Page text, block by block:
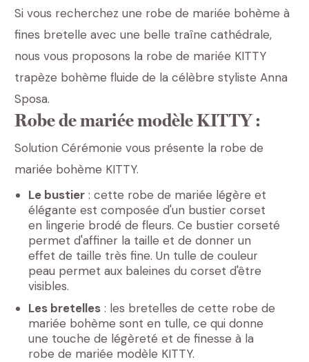
Si vous recherchez une robe de mariée bohème à
fines bretelle avec une belle traîne cathédrale,
nous vous proposons la robe de mariée KITTY
trapèze bohème fluide de la célèbre styliste Anna
Sposa.
Robe de mariée modèle KITTY :
Solution Cérémonie vous présente la robe de
mariée bohème KITTY.
Le bustier : cette robe de mariée légère et
élégante est composée d'un bustier corset
en lingerie brodé de fleurs. Ce bustier corseté
permet d'affiner la taille et de donner un
effet de taille très fine. Un tulle de couleur
peau permet aux baleines du corset d'être
visibles.
Les bretelles : les bretelles de cette robe de
mariée bohème sont en tulle, ce qui donne
une touche de légèreté et de finesse à la
robe de mariée modèle KITTY.